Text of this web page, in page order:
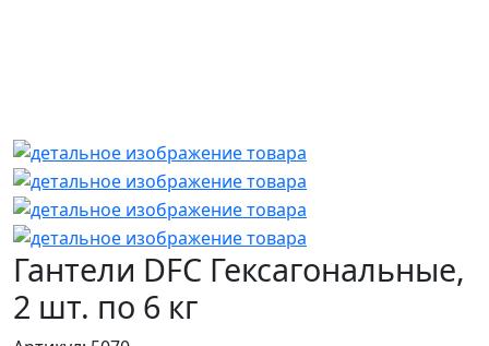
Гантели DFC Гексагональные,
2 шт. по 6 кг